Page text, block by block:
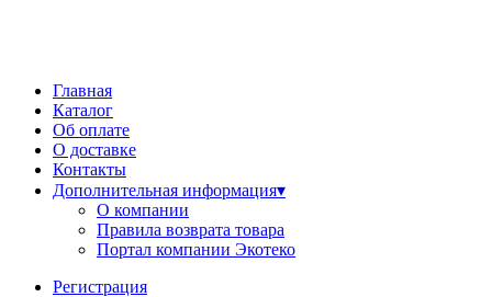
Главная
Каталог
Об оплате
О доставке
Контакты
Дополнительная информация▾
О компании
Правила возврата товара
Портал компании Экотеко
Регистрация